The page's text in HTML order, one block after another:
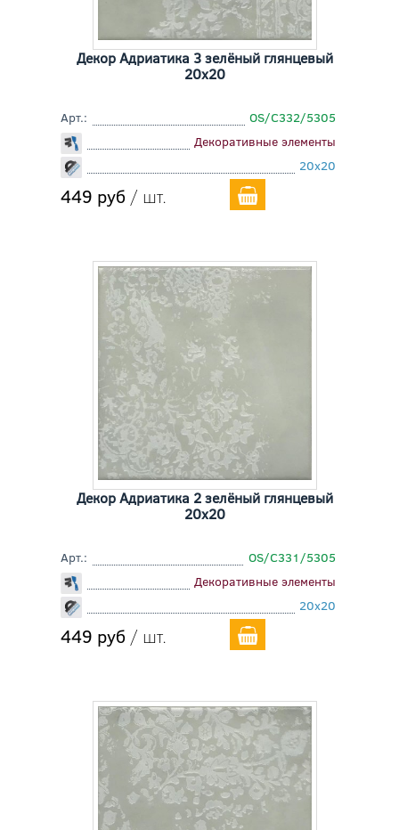
Декор Адриатика 3 зелёный глянцевый
20x20
Арт.:
OS/C332/5305
Декоративные элементы
20x20
449 руб / шт.
Декор Адриатика 2 зелёный глянцевый
20x20
Арт.:
OS/C331/5305
Декоративные элементы
20x20
449 руб / шт.